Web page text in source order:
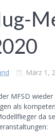
März 1,
MFSD
als
da